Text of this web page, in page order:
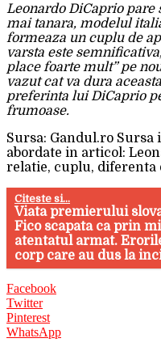
Leonardo DiCaprio pare
mai tanara, modelul
formeaza un cuplu de
varsta este
place foarte mult” pe
vazut cat va dura
preferinta lui DiCaprio
frumoase.
Sursa: Gandul.ro Sursa
abordate in articol:
relatie, cuplu, diferenta
Citeste si...
Viata premierului
Fico scapata ca prin
atentatul armat.
corp care au dus la
Facebook
Twitter
Pinterest
WhatsApp